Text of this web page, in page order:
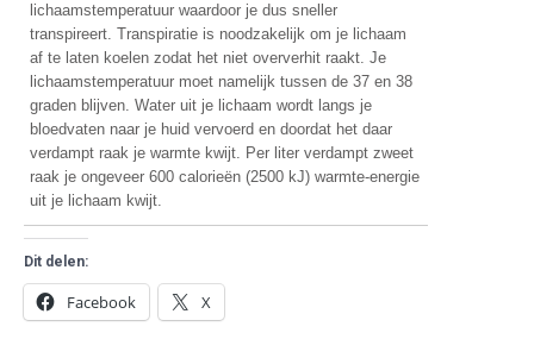
lichaamstemperatuur waardoor je dus sneller
transpireert. Transpiratie is noodzakelijk om je lichaam
af te laten koelen zodat het niet oververhit raakt. Je
lichaamstemperatuur moet namelijk tussen de 37 en 38
graden blijven. Water uit je lichaam wordt langs je
bloedvaten naar je huid vervoerd en doordat het daar
verdampt raak je warmte kwijt. Per liter verdampt zweet
raak je ongeveer 600 calorieën (2500 kJ) warmte-energie
uit je lichaam kwijt.
Dit delen:
Facebook X